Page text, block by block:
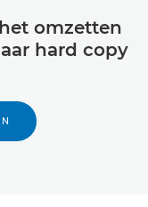
omzetten
hard copy